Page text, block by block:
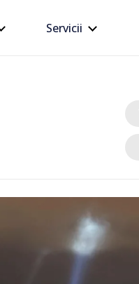
Servicii
/ Acum 10 ore